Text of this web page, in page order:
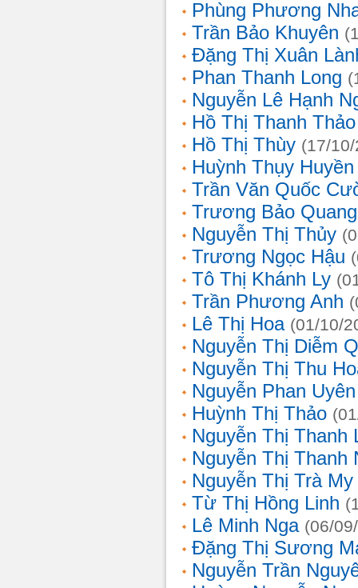
Phùng Phương
Trần Bảo Khuyên
Đặng Thị Xuân
Phan Thanh Long
Nguyễn Lê Hạnh
Hồ Thị Thanh Thảo
Hồ Thị Thùy (17/
Huỳnh Thụy
Trần Văn Quốc
Trương Bảo
Nguyễn Thị Thủy
Trương Ngọc Hậu
Tô Thị Khánh Ly
Trần Phương Anh
Lê Thị Hoa (01/10/
Nguyễn Thị Diễm
Nguyễn Thị Thu
Nguyễn Phan
Huỳnh Thị Thảo
Nguyễn Thị Thanh
Nguyễn Thị Thanh
Nguyễn Thị Trà My
Từ Thị Hồng Linh
Lê Minh Nga (06/
Đặng Thị Sương
Nguyễn Trần